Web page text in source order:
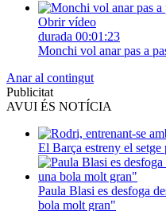
Obrir vídeo
durada 00:01:23
Monchi vol anar pas a
Anar al contingut
Publicitat
AVUI ÉS NOTÍCIA
El Barça estreny el
Paula Blasi es desfoga
bola molt gran"